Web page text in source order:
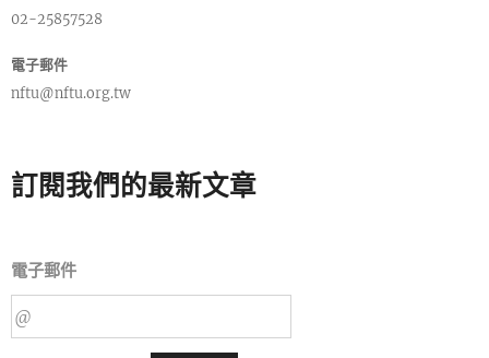
02-25857528
電子郵件
nftu@nftu.org.tw
訂閱我們的最新文章
電子郵件